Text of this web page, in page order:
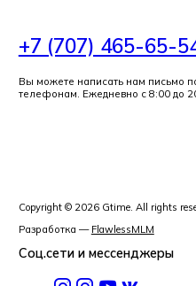
+7 (707) 465-65-
Вы можете написать нам письмо
телефонам. Ежедневно с 8:00 до
Copyright © 2026 Gtime. All rights
Разработка — FlawlessMLM
Соц.сети и мессенджеры